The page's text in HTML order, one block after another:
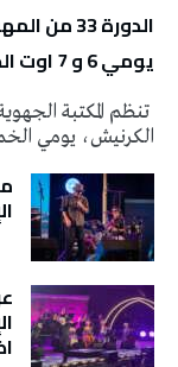
الدورة
يومي 6 و 7 اوت الجاري
تنظم المكتبة
الكرنيش، يومي